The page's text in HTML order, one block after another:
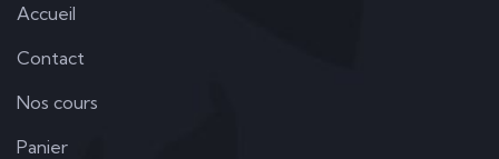
Accueil
Contact
Nos cours
Panier